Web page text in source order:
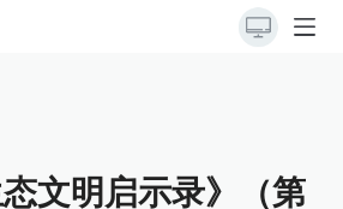
文明启示录》（第